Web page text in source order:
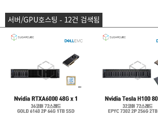
서버/GPU호스팅 - 12건 검색됨